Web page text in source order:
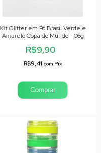
Kit Glitter em Pó Brasil Verde e
Amarelo Copa do Mundo - 06g
R$9,90
R$9,41com Pix